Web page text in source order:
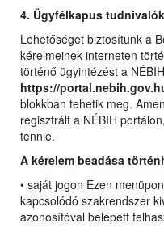
4. Ügyfélkapus tudnivalók
Lehetőséget biztosítunk a
kérelmeinek interneten
történő ügyintézést a
https://
blokkban tehetik meg.
regisztrált a NÉBIH
tennie.
A kérelem beadása
• saját jogon Ezen
kapcsolódó szakrendszer
azonosítóval belépett